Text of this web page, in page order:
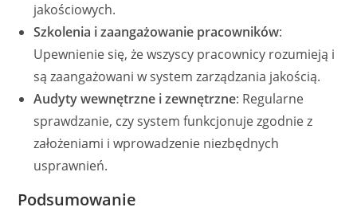
jakościowych.
Szkolenia i zaangażowanie pracowników:
Upewnienie się, że wszyscy pracownicy rozumieją i
są zaangażowani w system zarządzania jakością.
Audyty wewnętrzne i zewnętrzne: Regularne
sprawdzanie, czy system funkcjonuje zgodnie z
założeniami i wprowadzenie niezbędnych
usprawnień.
Podsumowanie